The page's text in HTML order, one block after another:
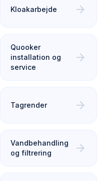
Kloakarbejde arrow_forward
Quooker
installation og
service
arrow_forward
Tagrender arrow_forward
Vandbehandling
og filtrering
arrow_forward